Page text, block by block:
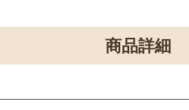
商品詳細